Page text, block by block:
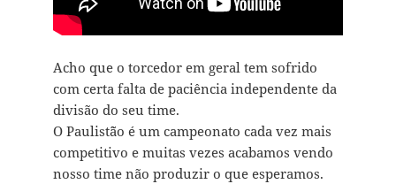
Acho que o torcedor em geral tem sofrido
com certa falta de paciência independente da
divisão do seu time.
O Paulist˜ão é um campeonato cada vez mais
competitivo e muitas vezes acabamos vendo
nosso time não produzir o que esperamos.